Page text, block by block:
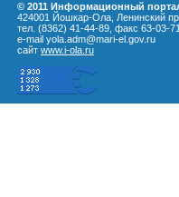
© 2011 Информационный
424001 Йошкар-Ола, Ленинский
тел. (8362) 41-44-89, факс 63-03-71,
e-mail yola.adm@mari-el.gov.ru
сайт www.i-ola.ru